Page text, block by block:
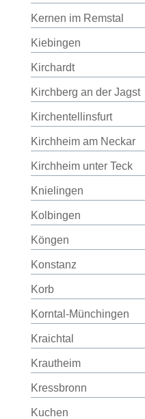
Kernen im Remstal
Kiebingen
Kirchardt
Kirchberg an der Jagst
Kirchentellinsfurt
Kirchheim am Neckar
Kirchheim unter Teck
Knielingen
Kolbingen
Köngen
Konstanz
Korb
Korntal-Münchingen
Kraichtal
Krautheim
Kressbronn
Kuchen